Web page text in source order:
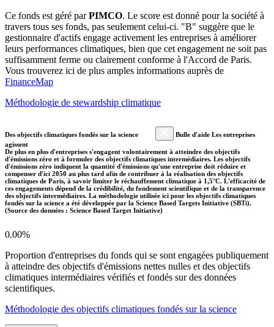
Ce fonds est géré parPIMCO. Le score est donné pour la société à
travers tous ses fonds, pas seulement celui-ci. "B" suggère que le
gestionnaire d'actifs engage activement les entreprises à améliorer
leurs performances climatiques, bien que cet engagement ne soit pas
suffisamment ferme ou clairement conforme à l'Accord de Paris.
Vous trouverez ici de plus amples informations auprès de
FinanceMap
Méthodologie de stewardship climatique
Des objectifs climatiques fondés sur la science
Bulle d'aide Les entreprises
agissent
De plus en plus d'entreprises s'engagent volontairement à atteindre des objectifs
d'émissions zéro et à formuler des objectifs climatiques intermédiaires. Les objectifs
d'émissions zéro indiquent la quantité d'émissions qu'une entreprise doit réduire et
compenser d'ici 2050 au plus tard afin de contribuer à la réalisation des objectifs
climatiques de Paris, à savoir limiter le réchauffement climatique à 1,5°C. L'efficacité de
ces engagements dépend de la crédibilité, du fondement scientifique et de la transparence
des objectifs intermédiaires. La méthodologie utilisée ici pour les objectifs climatiques
fondés sur la science a été développée par la Science Based Targets Initiative (SBTi).
(Source des données : Science Based Target Initiative)
0.00%
Proportion d'entreprises du fonds qui se sont engagées publiquement
à atteindre des objectifs d'émissions nettes nulles et des objectifs
climatiques intermédiaires vérifiés et fondés sur des données
scientifiques.
Méthodologie des objectifs climatiques fondés sur la science